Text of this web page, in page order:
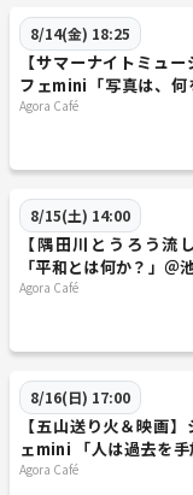
8/14(金) 18:25
【サマーナイトミュ
フェmini「写真は、何
@ 東京写真美術館※年
Agora Café
8/15(土) 14:00
【隅田川とうろう流
「平和とは何か？」＠
Agora Café
8/16(日) 17:00
【五山送り火＆映画
ェmini 「人は過去を手
るのか。」＠京都※34
Agora Café